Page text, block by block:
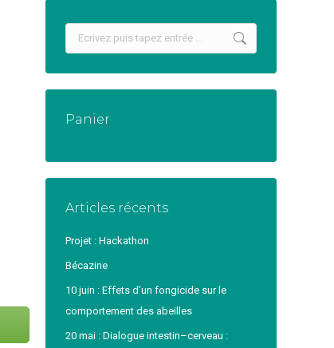
Recherche
:
Panier
Articles récents
Projet : Hackathon
Bécazine
10 juin : Effets d’un fongicide sur le
comportement des abeilles
20 mai : Dialogue intestin–cerveau :